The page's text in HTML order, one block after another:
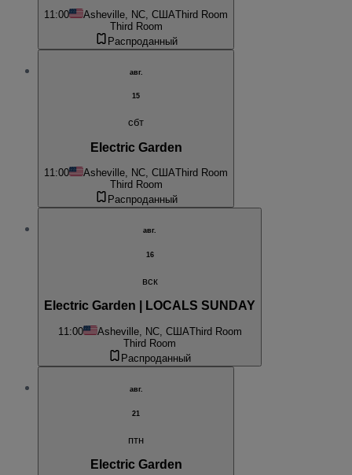
11:00 Asheville, NC, СШАThird Room
Third Room
Распроданный
авг.
15
сбт
Electric Garden
11:00 Asheville, NC, СШАThird Room
Third Room
Распроданный
авг.
16
вск
Electric Garden | LOCALS SUNDAY
11:00 Asheville, NC, СШАThird Room
Third Room
Распроданный
авг.
21
птн
Electric Garden